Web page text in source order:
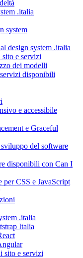
.italia
system
design system .italia
e servizi
dei modelli
disponibili
e accessibile
e Graceful
del software
disponibili con Can I
per CSS e JavaScript
.italia
Italia
sito e servizi